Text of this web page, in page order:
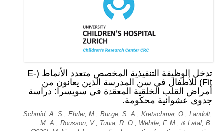
تدخل الوظيفة التنفيذية المخصص متعدد الأنماط (E-
Fit) للأطفال في سن المدرسة الذين يعانون من
أمراض القلب الخلقية المعقدة في سويسرا: دراسة
جدوى عشوائية محكومة.
Schmid, A. S., Ehrler, M., Bunge, S. A., Kretschmar, O., Landolt,
M. A., Rousson, V., Tuura, R. O., Wehrle, F. M., & Latal, B.